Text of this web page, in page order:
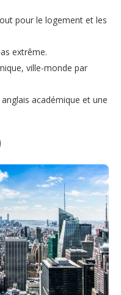
pour le logement et les
extrême.
ville-monde par
académique et une